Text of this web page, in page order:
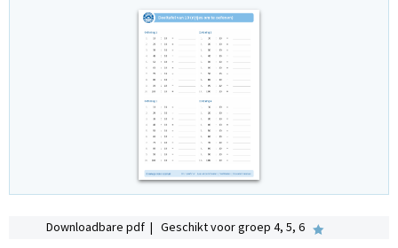
Downloadbare pdf | Geschikt voor groep 4, 5, 6